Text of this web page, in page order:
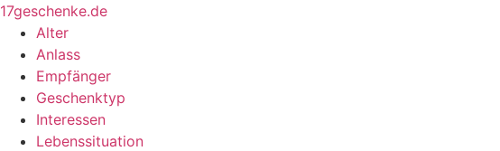
Zum
Inhalt
springen
17geschenke.de
Alter
Anlass
Empfänger
Geschenktyp
Interessen
Lebenssituation